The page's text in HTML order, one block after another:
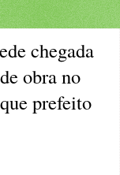
chegada
obra no
prefeito